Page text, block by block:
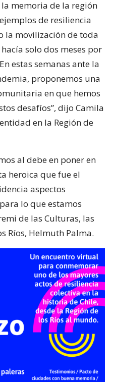
memoria de la región
de resiliencia
la movilización de toda
solo dos meses por
estas semanas ante la
proponemos una
en que hemos
desafíos”, dijo Camila
en la Región de
al debe en poner en
heroica que fue el
aspectos
lo que estamos
de las Culturas, las
Ríos, Helmuth Palma.